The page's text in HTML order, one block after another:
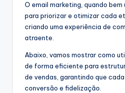
O email marketing, quando
para priorizar e otimizar cada
criando uma experiência de
atraente.
Abaixo, vamos mostrar como
de forma eficiente para
de vendas, garantindo que
conversão e fidelização.